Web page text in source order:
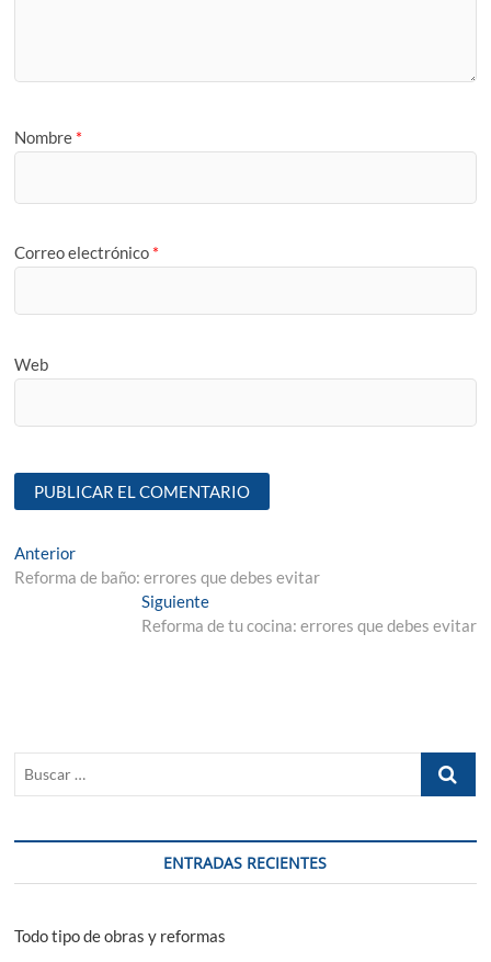
Nombre *
Correo electrónico *
Web
Navegación
de
AnteriorEntrada
anterior:
Reforma de baño: errores que debes evitar
SiguienteEntrada
siguiente:
Reforma de tu cocina: errores que debes evitar
Buscar
ENTRADAS RECIENTES
Todo tipo de obras y reformas